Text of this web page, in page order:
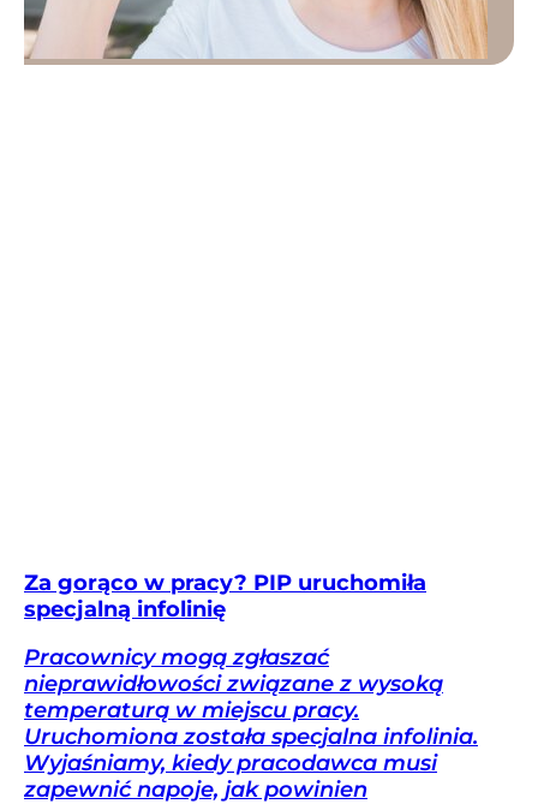
Za gorąco w pracy? PIP uruchomiła
specjalną infolinię
Pracownicy mogą zgłaszać
nieprawidłowości związane z wysoką
temperaturą w miejscu pracy.
Uruchomiona została specjalna infolinia.
Wyjaśniamy, kiedy pracodawca musi
zapewnić napoje, jak powinien